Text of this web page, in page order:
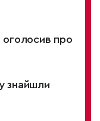
оголосив про
знайшли